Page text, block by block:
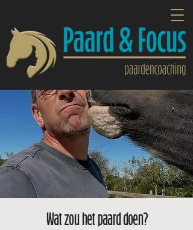
Wat zou het paard doen?